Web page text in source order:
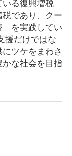
る復興増税
であり、クー
を実践してい
援だけではな
ツケをまわさ
な社会を目指